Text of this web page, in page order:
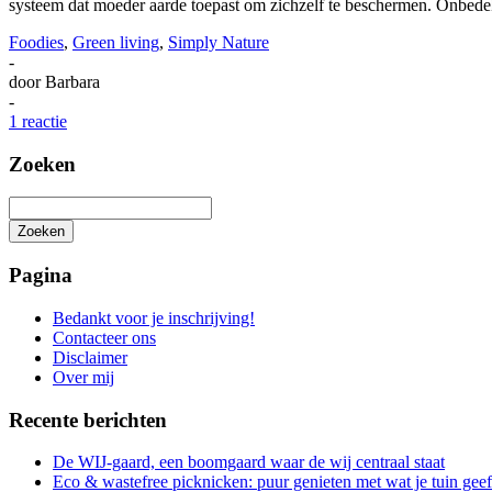
systeem dat moeder aarde toepast om zichzelf te beschermen.
Foodies, Green living, Simply Nature
-
doorBarbara
-
1 reactie
Zoeken
Zoeken
zoeken
Pagina
Bedankt voor je inschrijving!
Contacteer ons
Disclaimer
Over mij
Recente berichten
De WIJ-gaard, een boomgaard waar de wij centraal staat
Eco & wastefree picknicken: puur genieten met wat je tuin